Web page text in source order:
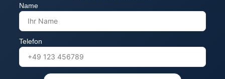
Name
Telefon